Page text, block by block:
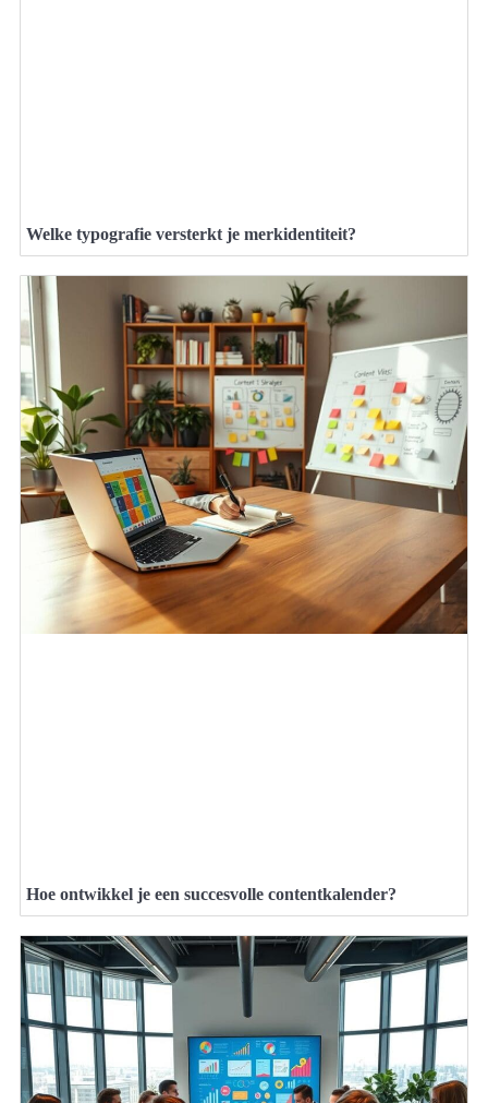
Welke typografie versterkt je merkidentiteit?
Hoe ontwikkel je een succesvolle contentkalender?